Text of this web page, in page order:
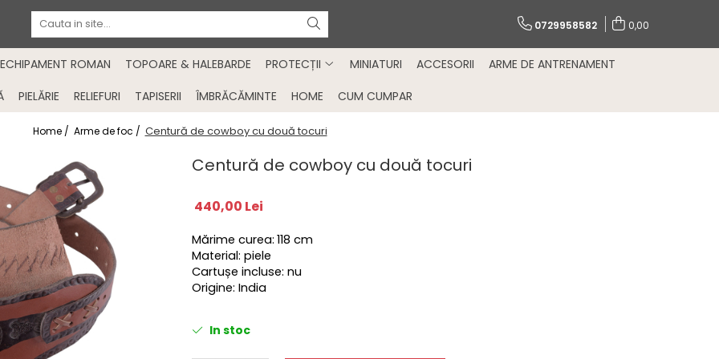
0729958582 0,00
ECHIPAMENT ROMAN TOPOARE & HALEBARDE PROTECȚII MINIATURI ACCESORII
ARME DE ANTRENAMENT
PIELĂRIE RELIEFURI TAPISERII ÎMBRĂCĂMINTE HOME CUM CUMPAR
Home / Arme de foc / Centură de cowboy cu două tocuri
Centură de cowboy cu două tocuri
440,00 Lei
Mărime curea: 118 cm
Material: piele
Cartușe incluse: nu
Origine: India
In stoc